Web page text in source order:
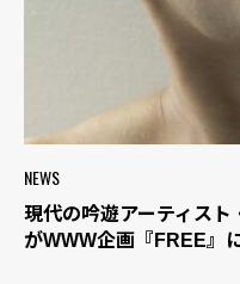
NEWS
現代の吟遊アーティス
がWWW企画『FREE』